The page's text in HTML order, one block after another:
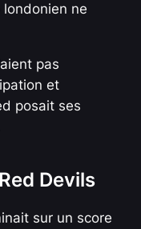
londonien ne
pas
et
posait ses
Devils
sur un score